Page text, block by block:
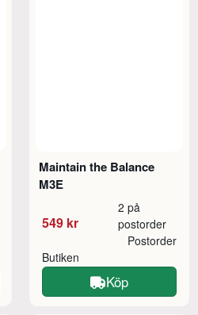
Maintain the Balance
M3E
549 kr
2 på
postorder
Butiken
Postorder
Köp